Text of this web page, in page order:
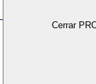
Cerrar